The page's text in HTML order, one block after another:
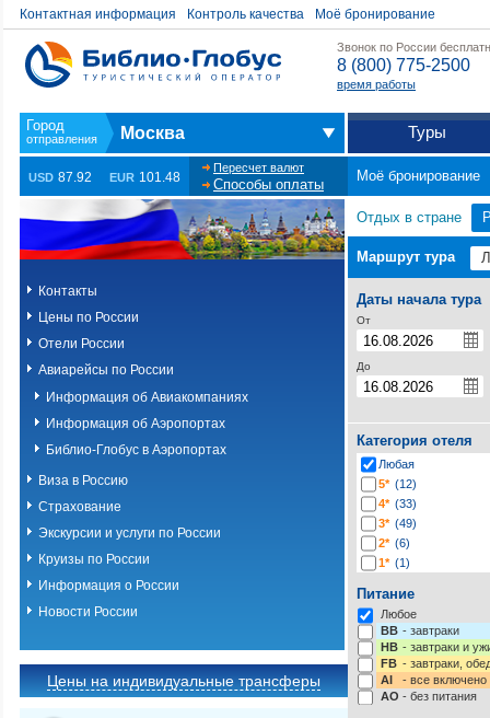
Контактная информация Контроль качества Моё бронирование
Звонок по России
8 (800) 775-2500
время работы
Москва Туры
USD 87.92 EUR 101.48
Пересчет валют
Способы оплаты
Моё бронирование
Контакты
Цены по России
Отели России
Авиарейсы по России
Информация об Авиакомпаниях
Информация об Аэропортах
Библио-Глобус в Аэропортах
Виза в Россию
Страхование
Экскурсии и услуги по России
Круизы по России
Информация о России
Новости России
Цены на индивидуальные трансферы
Отдых в стране
Маршрут тура
Даты начала тура
От
До
Категория отеля
Любая
5* (12)
4* (33)
3* (49)
2* (6)
1* (1)
Питание
Любое
BB - завтраки
HB - завтраки и
FB - завтраки,
AI
- все включено
AO - без питания